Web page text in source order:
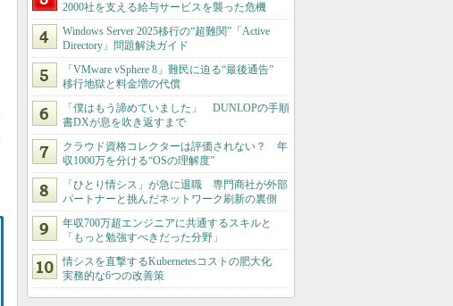
2000社を支える給与サービスを襲った危機
Windows Server 2025移行の“超難関”「Active
Directory」問題解決ガイド
「VMware vSphere 8」難民に迫る“最後通告”
移行地獄と料金増の代償
「僕はもう諦めていました」 DUNLOPの手順
書DXが息を吹き返すまで
クラウド資格コレクターは評価されない？ 年
収1000万を分ける“OSの理解度”
「ひとり情シス」が急に退職 専門商社が外部
パートナーと挑んだネットワーク刷新の裏側
年収700万超エンジニアに共通するスキルと
「もっと勉強すべきだった分野」
情シスを直撃するKubernetesコストの肥大化
実務的な6つの改善策